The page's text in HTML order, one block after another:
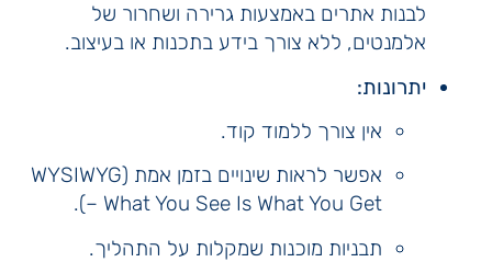
לבנות אתרים באמצעות גרירה ושחרור של
אלמנטים, ללא צורך בידע בתכנות או בעיצוב.
יתרונות:
אין צורך ללמוד קוד.
אפשר לראות שינויים בזמן אמת (WYSIWYG
– What You See Is What You Get).
תבניות מוכנות שמקלות על התהליך.